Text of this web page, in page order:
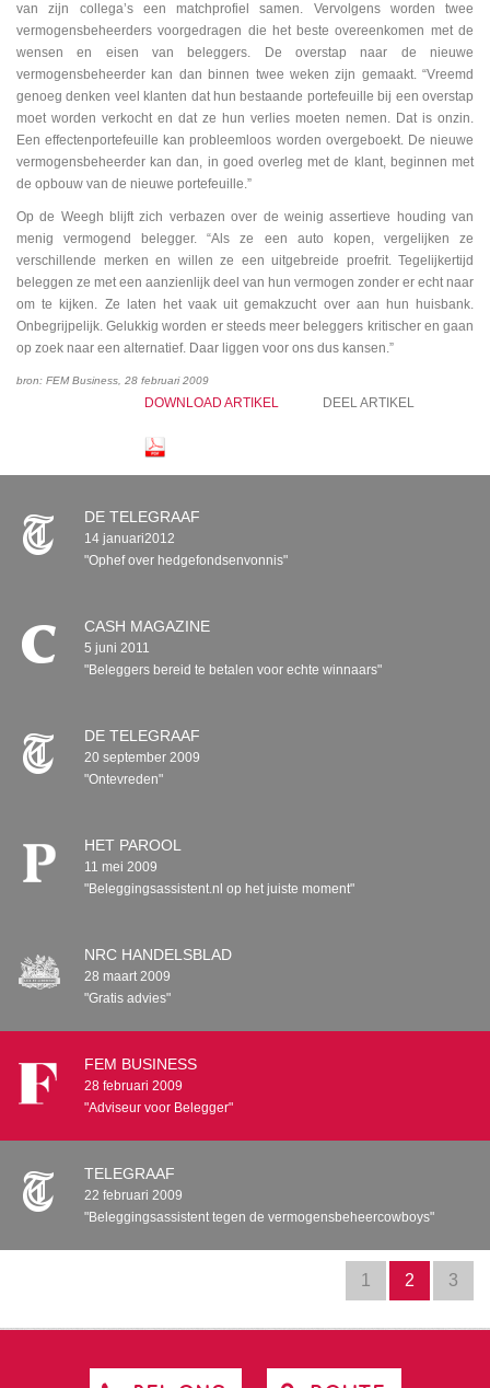
van zijn collega’s een matchprofiel samen. Vervolgens worden twee
vermogensbeheerders voorgedragen die het beste overeenkomen met de
wensen en eisen van beleggers. De overstap naar de nieuwe
vermogensbeheerder kan dan binnen twee weken zijn gemaakt. “Vreemd
genoeg denken veel klanten dat hun bestaande portefeuille bij een overstap
moet worden verkocht en dat ze hun verlies moeten nemen. Dat is onzin.
Een effectenportefeuille kan probleemloos worden overgeboekt. De nieuwe
vermogensbeheerder kan dan, in goed overleg met de klant, beginnen met
de opbouw van de nieuwe portefeuille.”
Op de Weegh blijft zich verbazen over de weinig assertieve houding van
menig vermogend belegger. “Als ze een auto kopen, vergelijken ze
verschillende merken en willen ze een uitgebreide proefrit. Tegelijkertijd
beleggen ze met een aanzienlijk deel van hun vermogen zonder er echt naar
om te kijken. Ze laten het vaak uit gemakzucht over aan hun huisbank.
Onbegrijpelijk. Gelukkig worden er steeds meer beleggers kritischer en gaan
op zoek naar een alternatief. Daar liggen voor ons dus kansen.”
bron: FEM Business, 28 februari 2009
DEEL ARTIKEL
DOWNLOAD ARTIKEL
DE TELEGRAAF
14 januari2012
"Ophef over hedgefondsenvonnis"
CASH MAGAZINE
5 juni 2011
"Beleggers bereid te betalen voor echte winnaars"
DE TELEGRAAF
20 september 2009
"Ontevreden"
HET PAROOL
11 mei 2009
"Beleggingsassistent.nl op het juiste moment"
NRC HANDELSBLAD
28 maart 2009
"Gratis advies"
FEM BUSINESS
28 februari 2009
"Adviseur voor Belegger"
TELEGRAAF
22 februari 2009
"Beleggingsassistent tegen de vermogensbeheercowboys"
1 2 3